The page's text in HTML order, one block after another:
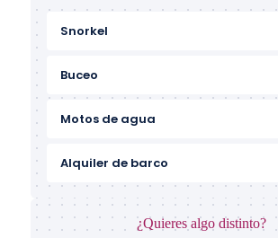
Snorkel
Buceo
Motos de agua
Alquiler de barco
¿Quieres algo distinto?